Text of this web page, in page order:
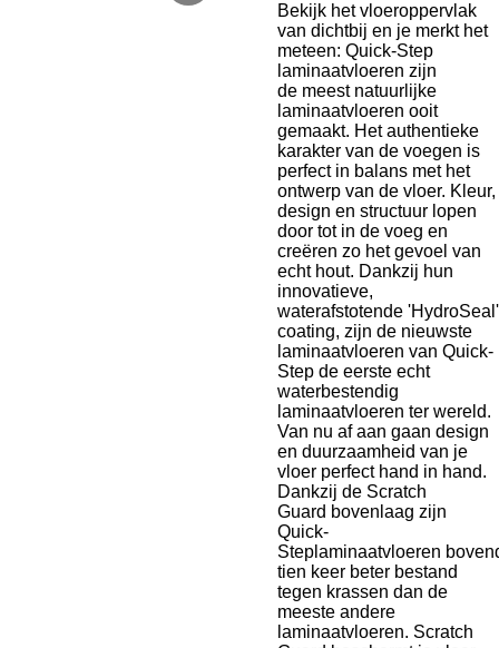
Bekijk het vloeroppervlak
van dichtbij en je merkt het
meteen: Quick-Step
laminaatvloeren zijn
de meest natuurlijke
laminaatvloeren ooit
gemaakt. Het authentieke
karakter van de voegen is
perfect in balans met het
ontwerp van de vloer. Kleur,
design en structuur lopen
door tot in de voeg en
creëren zo het gevoel van
echt hout. Dankzij hun
innovatieve,
waterafstotende 'HydroSeal'
coating, zijn de nieuwste
laminaatvloeren van Quick-
Step de eerste echt
waterbestendig
laminaatvloeren ter wereld.
Van nu af aan gaan design
en duurzaamheid van je
vloer perfect hand in hand.
Dankzij de Scratch
Guard bovenlaag zijn
Quick-
Steplaminaatvloeren
tien keer beter bestand
tegen krassen dan de
meeste andere
laminaatvloeren. Scratch